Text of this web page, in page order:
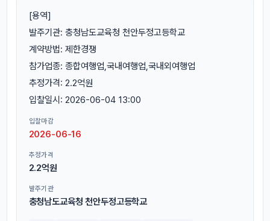
[용역]
발주기관: 충청남도교육청 천안두정고등학교
계약방법: 제한경쟁
참가업종: 종합여행업,국내여행업,국내외여행업
추정가격: 2.2억원
입찰일시: 2026-06-04 13:00
입찰마감
2026-06-16
추정가격
2.2억원
발주기관
충청남도교육청 천안두정고등학교